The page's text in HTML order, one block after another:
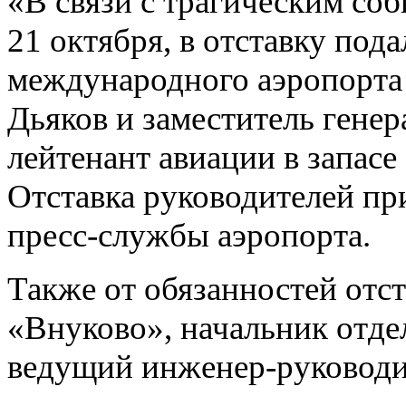
​К концу 2015 года
завершится
бронемашины «Т...
Шойгу: учения
"Восток-2014"
слабые и сильные
стороны
Подробности
нападения на
во время показа в
Москве филь...
Российский
истребитель не
воздушное
пространство Э...
Инфляция в
России к концу
21 октября, в отставку
международного
Дьяков и заместитель
лейтенант авиации в
Отставка руководителей
пресс-службы аэропорта.
Также от обязанностей
«Внуково», начальник
ведущий инженер-